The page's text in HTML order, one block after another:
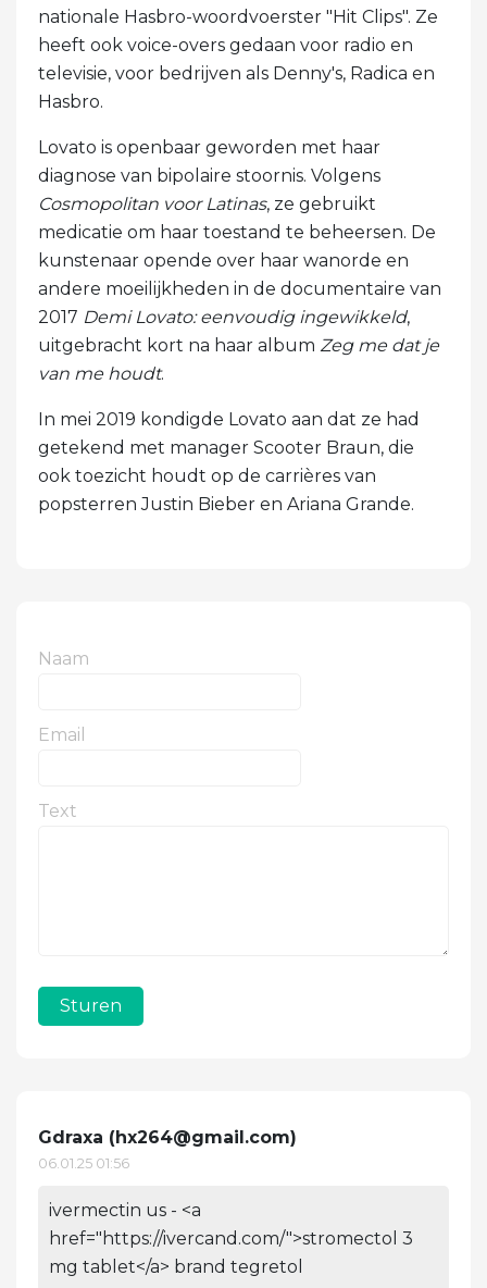
nationale Hasbro-woordvoerster "Hit Clips". Ze
heeft ook voice-overs gedaan voor radio en
televisie, voor bedrijven als Denny's, Radica en
Hasbro.
Lovato is openbaar geworden met haar
diagnose van bipolaire stoornis. Volgens
Cosmopolitan voor Latinas, ze gebruikt
medicatie om haar toestand te beheersen. De
kunstenaar opende over haar wanorde en
andere moeilijkheden in de documentaire van
2017 Demi Lovato: eenvoudig ingewikkeld,
uitgebracht kort na haar album Zeg me dat je
van me houdt.
In mei 2019 kondigde Lovato aan dat ze had
getekend met manager Scooter Braun, die
ook toezicht houdt op de carrières van
popsterren Justin Bieber en Ariana Grande.
Naam
Email
Text
Sturen
Gdraxa (hx264@gmail.com)
06.01.25 01:56
ivermectin us - <a
href="https://ivercand.com/">stromectol 3
mg tablet</a> brand tegretol